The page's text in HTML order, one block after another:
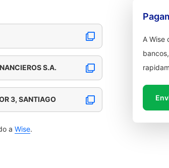
S.A.
3, SANTIAGO
a Wise.
A Wise